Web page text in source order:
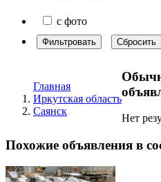
с фото
Фильтровать Сбросить
Главная
Иркутская область
Саянск
Нет
Похожие объявления в